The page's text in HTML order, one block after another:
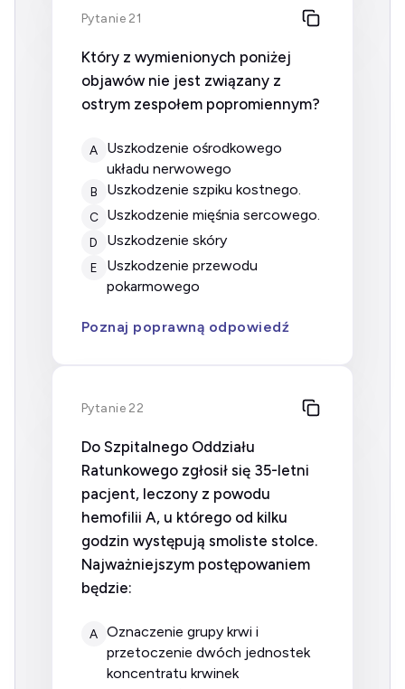
Pytanie 21
Który z wymienionych poniżej
objawów nie jest związany z
ostrym zespołem popromiennym?
A
uszkodzenie ośrodkowego
układu nerwowego
B uszkodzenie szpiku kostnego.
C uszkodzenie mięśnia sercowego.
D uszkodzenie skóry
E
uszkodzenie przewodu
pokarmowego
Poznaj poprawną odpowiedź
Pytanie 22
Do Szpitalnego Oddziału
Ratunkowego zgłosił się 35-letni
pacjent, leczony z powodu
hemofilii A, u którego od kilku
godzin występują smoliste stolce.
Najważniejszym postępowaniem
będzie:
A
oznaczenie grupy krwi i
przetoczenie dwóch jednostek
koncentratu krwinek